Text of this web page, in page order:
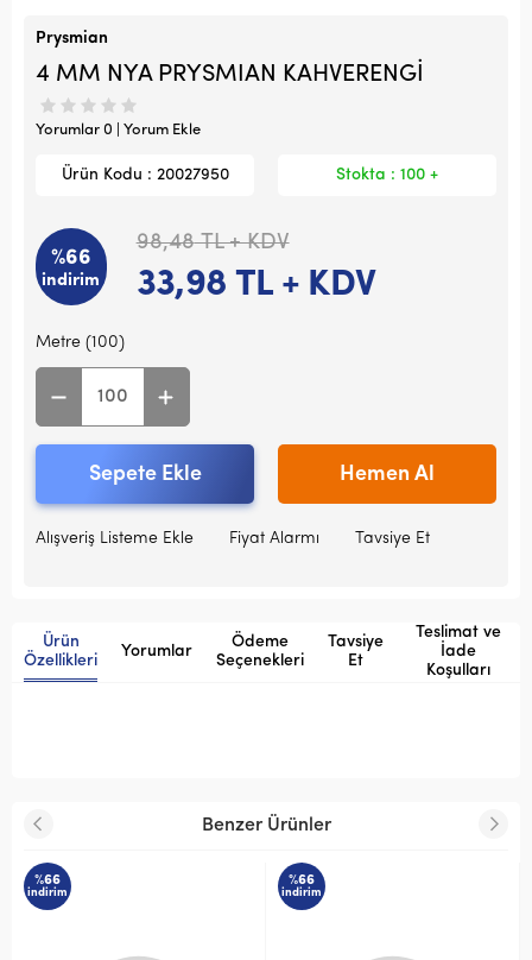
Prysmian
4 MM NYA PRYSMIAN KAHVERENGİ
Yorumlar 0 | Yorum Ekle
Ürün Kodu : 20027950 Stokta : 100 +
%66
indirim
98,48TL + KDV
33,98 TL + KDV
Metre (100)
Sepete Ekle Hemen Al
Alışveriş Listeme Ekle Fiyat Alarmı Tavsiye Et
Ürün
Özellikleri
Yorumlar
Ödeme
Seçenekleri
Tavsiye
Et
Teslimat ve
İade
Koşulları
Benzer Ürünler
%66
indirim
%66
indirim